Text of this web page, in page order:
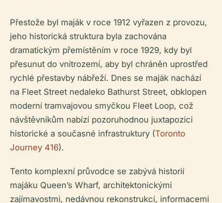
Přestože byl maják v roce 1912 vyřazen z provozu,
jeho historická struktura byla zachována
dramatickým přemístěním v roce 1929, kdy byl
přesunut do vnitrozemí, aby byl chráněn uprostřed
rychlé přestavby nábřeží. Dnes se maják nachází
na Fleet Street nedaleko Bathurst Street, obklopen
moderní tramvajovou smyčkou Fleet Loop, což
návštěvníkům nabízí pozoruhodnou juxtapozici
historické a současné infrastruktury (Toronto
Journey 416).
Tento komplexní průvodce se zabývá historií
majáku Queen’s Wharf, architektonickými
zajímavostmi, nedávnou rekonstrukcí, informacemi